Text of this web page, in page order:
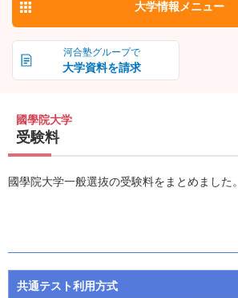
河合塾グループで
大学資料を請求
大学情報 メニュー
國學院大学
受験料
國學院大学一般選抜の受験料をまとめました。
共通テスト利用方式